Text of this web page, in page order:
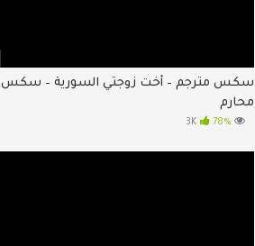
سكس مترجم – أخت زوجتي السورية – سكس
محارم
78%